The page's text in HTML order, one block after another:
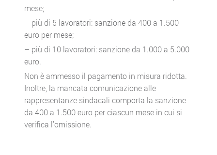
mese;
– più di 5 lavoratori: sanzione da 400 a 1.500
euro per mese;
– più di 10 lavoratori: sanzione da 1.000 a 5.000
euro.
Non è ammesso il pagamento in misura ridotta.
Inoltre, la mancata comunicazione alle
rappresentanze sindacali comporta la sanzione
da 400 a 1.500 euro per ciascun mese in cui si
verifica l’omissione.